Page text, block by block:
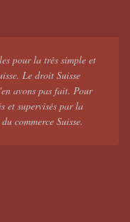
pour la très simple et
Le droit Suisse
avons pas fait. Pour
et supervisés par la
commerce Suisse.